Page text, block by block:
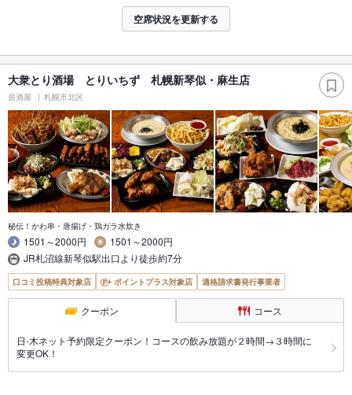
空席状況を更新する
大衆とり酒場 とりいちず 札幌新琴似・麻生店
居酒屋 札幌市北区
秘伝！かわ串・唐揚げ・鶏ガラ水炊き
1501～2000円
1501～2000円
JR札沼線新琴似駅出口より徒歩約7分
口コミ投稿特典対象店 ポイントプラス対象店 適格請求書発行事業者
クーポン コース
日-木ネット予約限定クーポン！コースの飲み放題が２時間→３時間に
変更OK！